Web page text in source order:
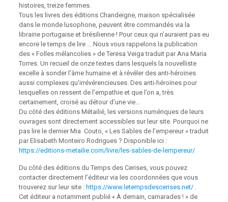
histoires, treize femmes.
Tous les livres des éditions Chandeigne, maison spécialisée
dans le monde lusophone, peuvent être commandés via la
librairie portugaise et brésilienne ! Pour ceux qui n’auraient pas eu
encore le temps de lire … Nous vous rappelons la publication
des « Folles mélancolies » de Teresa Veiga traduit par Ana Maria
Torres. Un recueil de onze textes dans lesquels la nouvelliste
excelle à sonder l’âme humaine et à révéler des anti-héroïnes
aussi complexes qu’irrévérencieuses. Des anti-héroïnes pour
lesquelles on ressent de l’empathie et que l’on a, très
certainement, croisé au détour d’une vie…
Du côté des éditions Métailié, les versions numériques de leurs
ouvrages sont directement accessibles sur leur site. Pourquoi ne
pas lire le dernier Mia Couto, « Les Sables de l’empereur » traduit
par Elisabeth Monteiro Rodrigues ? Disponible ici :
https://editions-metailie.com/livre/les-sables-de-lempereur/
Du côté des éditions du Temps des Cerises, vous pouvez
contacter directement l’éditeur via les coordonnées que vous
trouverez sur leur site : https://www.letempsdescerises.net/.
Cet éditeur a notamment publié « À demain, camarades ! » de